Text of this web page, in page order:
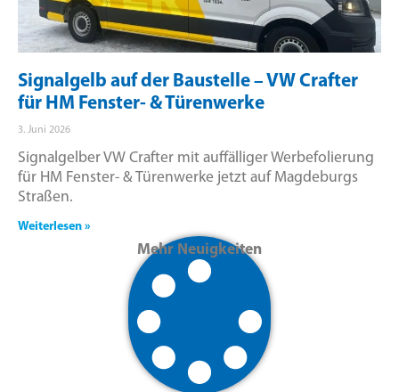
Signalgelb auf der Baustelle – VW Crafter
für HM Fenster- & Türenwerke
3. Juni 2026
Signalgelber VW Crafter mit auffälliger Werbefolierung
für HM Fenster- & Türenwerke jetzt auf Magdeburgs
Straßen.
Weiterlesen »
Mehr Neuigkeiten